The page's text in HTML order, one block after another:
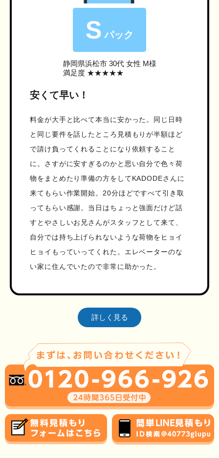
S パック
静岡県浜松市30代 女性 M様
満足度 ★★★★★
安くて早い！
料金が大手と比べて本当に安かった。同じ日時
と同じ要件を話したところ見積もりが半額ほど
で請け負ってくれることになり依頼すること
に。さすがに安すぎるのかと思い自分で色々荷
物をまとめたり準備の方をしてKADODEさんに
来てもらい作業開始。20分ほどですべて引き取
ってもらい感謝。当日はちょっと強面だけど話
すとやさしいお兄さんがスタッフとして来て、
自分では持ち上げられないような荷物をヒョイ
ヒョイもっていってくれた。エレベーターのな
い家に住んでいたので非常に助かった。
詳しく見る